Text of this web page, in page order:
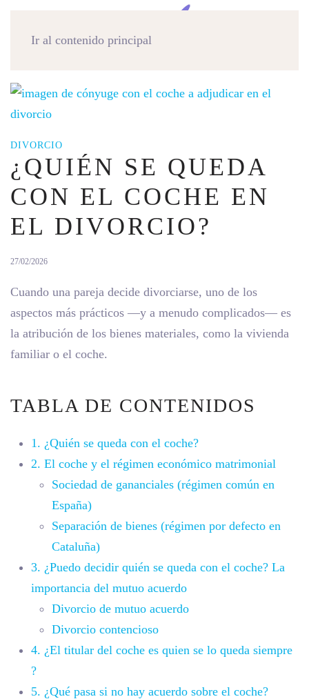
Ir al contenido principal
DIVORCIO
¿QUIÉN SE QUEDA
CON EL COCHE EN
EL DIVORCIO?
27/02/2026
Cuando una pareja decide divorciarse, uno de los
aspectos más prácticos —y a menudo complicados— es
la atribución de los bienes materiales, como la vivienda
familiar o el coche.
TABLA DE CONTENIDOS
1. ¿Quién se queda con el coche?
2. El coche y el régimen económico matrimonial
Sociedad de gananciales (régimen común en
España)
Separación de bienes (régimen por defecto en
Cataluña)
3. ¿Puedo decidir quién se queda con el coche? La
importancia del mutuo acuerdo
Divorcio de mutuo acuerdo
Divorcio contencioso
4. ¿El titular del coche es quien se lo queda siempre
?
5. ¿Qué pasa si no hay acuerdo sobre el coche?